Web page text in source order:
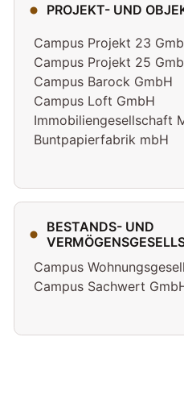
PROJEKT- UND
Campus Projekt 23
Campus Projekt 25
Campus Barock GmbH
Campus Loft GmbH
Immobiliengesellschaft
Buntpapierfabrik mbH
BESTANDS- UND
Campus
Campus Sachwert